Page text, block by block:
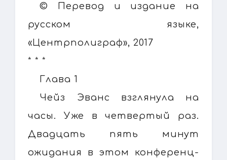
© Перевод и издание на
русском языке,
«Центрполиграф», 2017
* * *
Глава 1
Чейз Эванс взглянула на
часы. Уже в четвертый раз.
Двадцать пять минут
ожидания в этом конференц-